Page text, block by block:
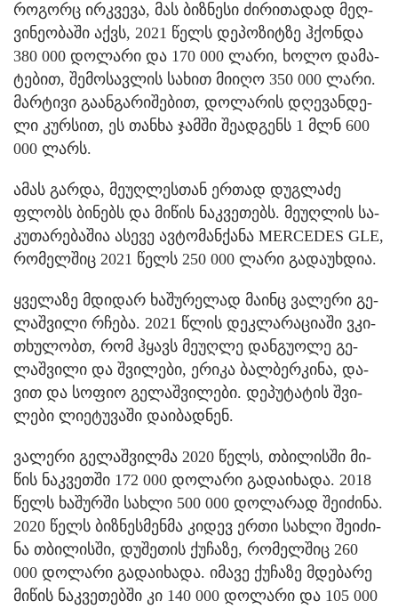
რო­გორც ირ­კვე­ვა, მას ბიზ­ნე­სი ძი­რი­თა­დად მეღ­
ვი­ნე­ო­ბა­ში აქვს, 2021 წელს დე­პო­ზიტ­ზე ჰქონ­და
380 000 დო­ლა­რი და 170 000 ლარი, ხოლო და­მა­
ტე­ბით, შე­მო­სავ­ლის სა­ხით მი­ი­ღო 350 000 ლარი.
მარ­ტი­ვი გა­ან­გა­რი­შე­ბით, დო­ლა­რის დღე­ვან­დე­
ლი კურ­სით, ეს თან­ხა ჯამ­ში შე­ად­გენს 1 მლნ 600
000 ლარს.
ამას გარ­და, მე­უღ­ლეს­თან ერ­თად დუ­გ­ლა­ძე
ფლობს ბი­ნებს და მი­წის ნაკ­ვე­თებს. მე­უღ­ლის სა­
კუ­თა­რე­ბა­შია ასე­ვე ავ­ტო­მან­ქა­ნა MERCEDES GLE,
რო­მელ­შიც 2021 წელს 250 000 ლარი გა­და­უხ­დია.
ყვე­ლა­ზე მდი­დარ ხა­შუ­რე­ლად მა­ინც ვა­ლე­რი გე­
ლაშ­ვი­ლი რჩე­ბა. 2021 წლის დეკ­ლა­რა­ცი­ა­ში ვკი­
თხუ­ლობთ, რომ ჰყავს მე­უღ­ლე დან­გუ­ო­ლე გე­
ლაშ­ვი­ლი და შვი­ლე­ბი, ერი­კა ბალ­ბერ­კი­ნა, და­
ვით და სო­ფიო გე­ლაშ­ვი­ლე­ბი. დე­პუ­ტა­ტის შვი­
ლე­ბი ლი­ე­ტუ­ვა­ში და­ი­ბად­ნენ.
ვა­ლე­რი გე­ლაშ­ვილ­მა 2020 წელს, თბი­ლის­ში მი­
წის ნაკ­ვეთ­ში 172 000 დო­ლა­რი გა­და­ი­ხა­და. 2018
წელს ხა­შურ­ში სახ­ლი 500 000 დო­ლა­რად შე­ი­ძი­ნა.
2020 წელს ბიზ­ნეს­მენ­მა კი­დევ ერთი სახ­ლი შე­ი­ძი­
ნა თბი­ლის­ში, დუ­შე­თის ქუ­ჩა­ზე, რო­მელ­შიც 260
000 დო­ლა­რი გა­და­ი­ხა­და. იმა­ვე ქუ­ჩა­ზე მდე­ბა­რე
მი­წის ნაკ­ვე­თებ­ში კი 140 000 დო­ლა­რი და 105 000